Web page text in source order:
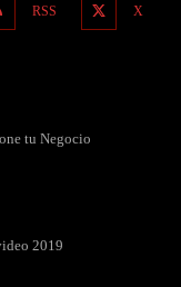
RSS X
tu Negocio
2019